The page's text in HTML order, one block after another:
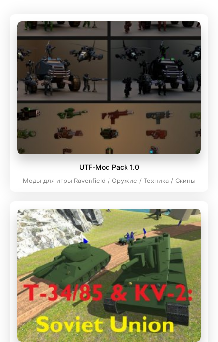
UTF-Mod Pack 1.0
Моды для игры Ravenfield / Оружие / Техника / Скины